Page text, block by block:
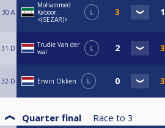
30-A
Mohammed
Kaboor..
<(SEZAR)>
L
31-D
Trudie Van der
wal
L
32-D Erwin Okken L
Quarter final Race to 3